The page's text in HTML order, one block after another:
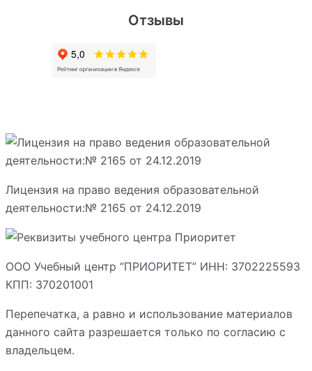
Отзывы
Лицензия на право ведения образовательной
деятельности:№ 2165 от 24.12.2019
ООО Учебный центр “ПРИОРИТЕТ” ИНН: 3702225593
КПП: 370201001
Перепечатка, а равно и использование материалов
данного сайта разрешается только по согласию с
владельцем.